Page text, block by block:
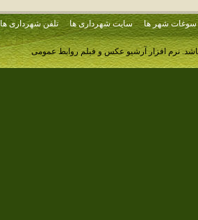
سوغات شهر ها سایت شهرداری ها تلفن شهرداری ها
نرم افزار آرشیو عکس و فیلم روابط عمومی